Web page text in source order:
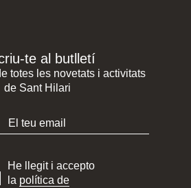
te al butlletí
totes les novetats i activitats
de Sant Hilari
He llegit i accepto
la política de